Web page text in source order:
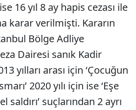
16 yıl 8 ay hapis cezası ile
karar verilmişti. Kararın
Bölge Adliye
Dairesi sanık Kadir
yılları arası için ‘Çocuğun
2020 yılı için ise ‘Eşe
saldırı’ suçlarından 2 ayrı